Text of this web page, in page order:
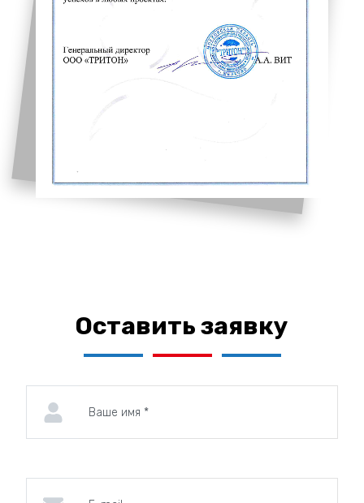
Оставить заявку